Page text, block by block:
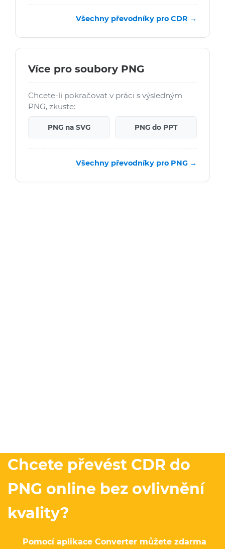
Všechny převodníky pro CDR →
Více pro soubory PNG
Chcete-li pokračovat v práci s výsledným
PNG, zkuste:
PNG na SVG PNG do PPT
Všechny převodníky pro PNG →
Chcete převést CDR do
PNG online bez ovlivnění
kvality?
Pomocí aplikace Converter můžete zdarma